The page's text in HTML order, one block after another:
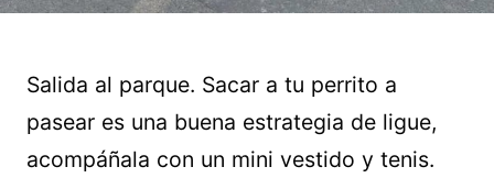
Salida al parque. Sacar a tu perrito a
pasear es una buena estrategia de ligue,
acompáñala con un mini vestido y tenis.